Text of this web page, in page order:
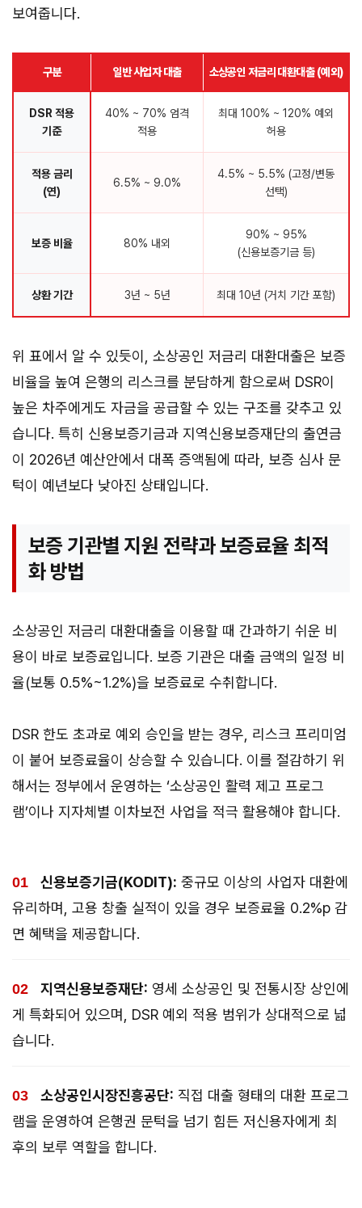
보여줍니다.
구분 일반 사업자 대출 소상공인 저금리 대환대출 (예외)
DSR 적용
기준
40% ~ 70% 엄격
적용
최대 100% ~ 120% 예외
허용
적용 금리
(연)
6.5% ~ 9.0%
4.5% ~ 5.5% (고정/변동
선택)
보증 비율 80% 내외
90% ~ 95%
(신용보증기금 등)
상환 기간 3년 ~ 5년 최대 10년 (거치 기간 포함)
위 표에서 알 수 있듯이, 소상공인 저금리 대환대출은 보증
비율을 높여 은행의 리스크를 분담하게 함으로써 DSR이
높은 차주에게도 자금을 공급할 수 있는 구조를 갖추고 있
습니다. 특히 신용보증기금과 지역신용보증재단의 출연금
이 2026년 예산안에서 대폭 증액됨에 따라, 보증 심사 문
턱이 예년보다 낮아진 상태입니다.
보증 기관별 지원 전략과 보증료율 최적
화 방법
소상공인 저금리 대환대출을 이용할 때 간과하기 쉬운 비
용이 바로 보증료입니다. 보증 기관은 대출 금액의 일정 비
율(보통 0.5%~1.2%)을 보증료로 수취합니다.
DSR 한도 초과로 예외 승인을 받는 경우, 리스크 프리미엄
이 붙어 보증료율이 상승할 수 있습니다. 이를 절감하기 위
해서는 정부에서 운영하는 ‘소상공인 활력 제고 프로그
램’이나 지자체별 이차보전 사업을 적극 활용해야 합니다.
신용보증기금(KODIT): 중규모 이상의 사업자 대환에
유리하며, 고용 창출 실적이 있을 경우 보증료율 0.2%p 감
면 혜택을 제공합니다.
지역신용보증재단: 영세 소상공인 및 전통시장 상인에
게 특화되어 있으며, DSR 예외 적용 범위가 상대적으로 넓
습니다.
소상공인시장진흥공단: 직접 대출 형태의 대환 프로그
램을 운영하여 은행권 문턱을 넘기 힘든 저신용자에게 최
후의 보루 역할을 합니다.